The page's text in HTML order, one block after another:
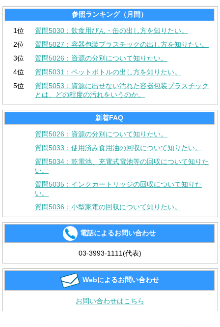
参照ランキング（月間）
1位
質問5030：飲食用びん・缶の出し方を知りたい。
2位
質問5027：容器包装プラスチックの出し方を知りたい。
3位
質問5026：資源の分別について知りたい。
4位
質問5031：ペットボトルの出し方を知りたい。
5位
質問5053：資源に出せない汚れた容器包装プラスチック
とは、どの程度の汚れをいうのか。
新着FAQ
質問5026：資源の分別について知りたい。
質問5033：使用済み食用油の回収について知りたい。
質問5034：乾電池、充電式電池等の回収について知りた
い。
質問5035：インクカートリッジの回収について知りた
い。
質問5036：小型家電の回収について知りたい。
電話によるお問い合わせ
03-3993-1111(代表)
Webによるお問い合わせ
お問い合わせはこちら